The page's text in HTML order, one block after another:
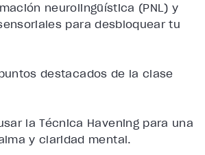
neurolingüística (PNL) y
para desbloquear tu
destacados de la clase
la Técnica Havening para una
y claridad mental.